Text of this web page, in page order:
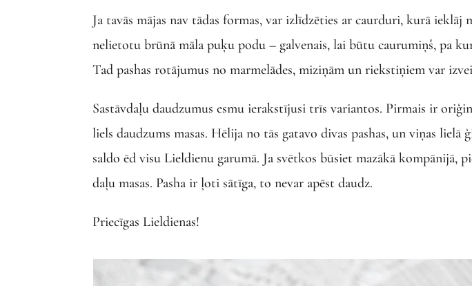
Ja tavās mājas nav tādas formas, var izlīdzēties ar caurduri, kurā
nelietotu brūnā māla puķu podu – galvenais, lai būtu caurumiņš, pa
Tad pashas rotājumus no marmelādes, miziņām un riekstiņiem var
Sastāvdaļu daudzumus esmu ierakstījusi trīs variantos. Pirmais ir
liels daudzums masas. Hēlija no tās gatavo divas pashas, un viņas lielā
saldo ēd visu Lieldienu garumā. Ja svētkos būsiet mazākā kompānijā,
daļu masas. Pasha ir ļoti sātīga, to nevar apēst daudz.
Priecīgas Lieldienas!